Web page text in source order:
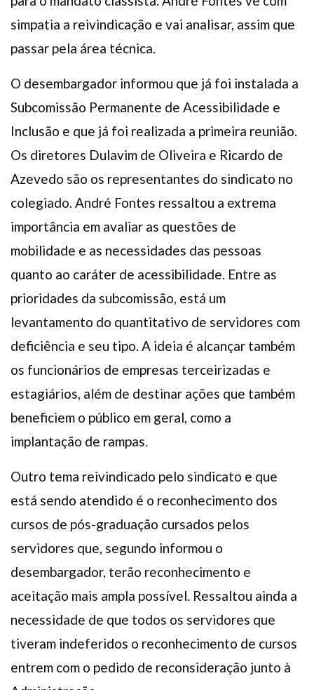
simpatia a reivindicação e vai analisar, assim que
passar pela área técnica.
O desembargador informou que já foi instalada a
Subcomissão Permanente de Acessibilidade e
Inclusão e que já foi realizada a primeira reunião.
Os diretores Dulavim de Oliveira e Ricardo de
Azevedo são os representantes do sindicato no
colegiado. André Fontes ressaltou a extrema
importância em avaliar as questões de
mobilidade e as necessidades das pessoas
quanto ao caráter de acessibilidade. Entre as
prioridades da subcomissão, está um
levantamento do quantitativo de servidores com
deficiência e seu tipo. A ideia é alcançar também
os funcionários de empresas terceirizadas e
estagiários, além de destinar ações que também
beneficiem o público em geral, como a
implantação de rampas.
Outro tema reivindicado pelo sindicato e que
está sendo atendido é o reconhecimento dos
cursos de pós-graduação cursados pelos
servidores que, segundo informou o
desembargador, terão reconhecimento e
aceitação mais ampla possível. Ressaltou ainda a
necessidade de que todos os servidores que
tiveram indeferidos o reconhecimento de cursos
entrem com o pedido de reconsideração junto à